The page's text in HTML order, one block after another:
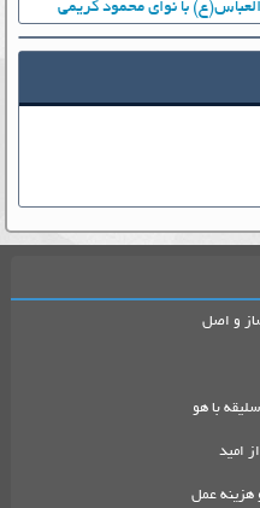
با نوای محمود کریمی
و اصل
با هو
امید
هزینه عمل